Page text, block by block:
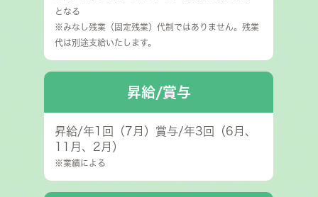
となる
※みなし残業（固定残業）代制ではありません。残業
代は別途支給いたします。
昇給/賞与
昇給/年1回（7月）賞与/年3回（6月、
11月、2月）
※業績による